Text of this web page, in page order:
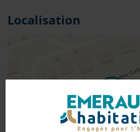
Localisation
null